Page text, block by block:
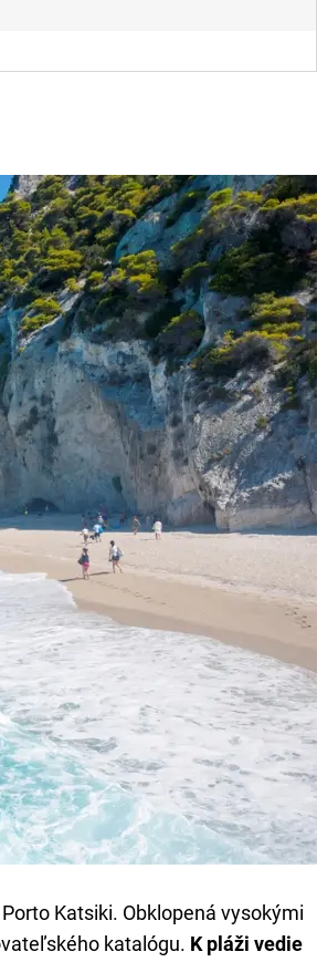
Katsiki. Obklopená vysokými
katalógu. K pláži vedie